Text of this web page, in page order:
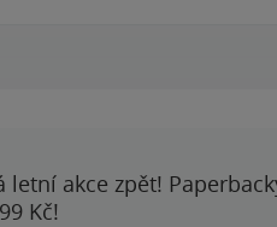
letní akce zpět!
Kč!